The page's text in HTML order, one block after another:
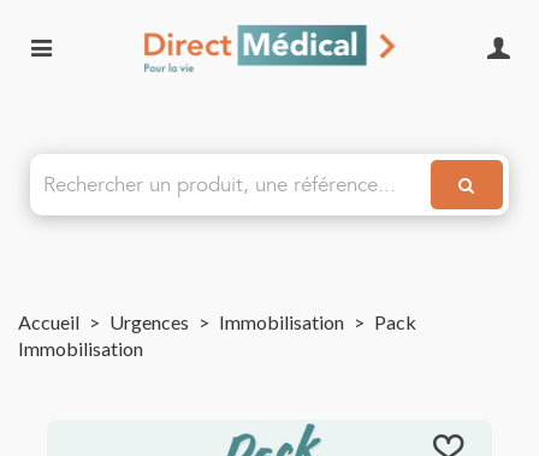
Accueil > Urgences > Immobilisation > Pack
Immobilisation